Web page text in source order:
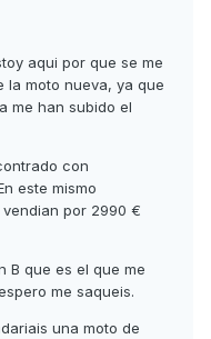
aqui por que se me
la moto nueva, ya que
me han subido el
con
este mismo
por 2990 €
B que es el que me
me saqueis.
una moto de